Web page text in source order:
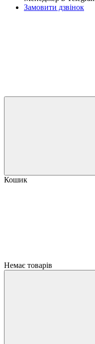
Замовити дзвінок
Кошик
Немає товарів